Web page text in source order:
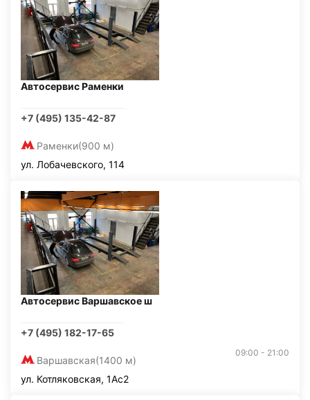
Автосервис Раменки
+7 (495) 135-42-87
Раменки(900 м)
ул. Лобачевского, 114
Автосервис Варшавское ш
+7 (495) 182-17-65
Варшавская(1400 м)
09:00 - 21:00
ул. Котляковская, 1Ас2